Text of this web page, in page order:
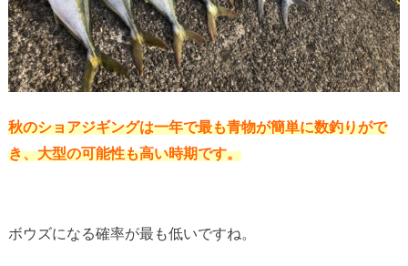
秋のショアジギングは一年で最も青物が簡単に数釣りがで
き、大型の可能性も高い時期です。
ボウズになる確率が最も低いですね。